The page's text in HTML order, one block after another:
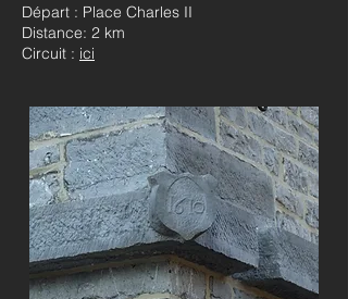
Départ : Place Charles II
Distance: 2 km
Circuit : ici